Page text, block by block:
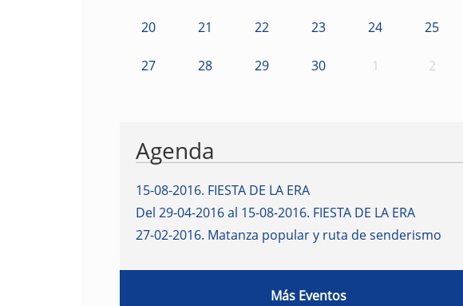
20 21 22 23 24 25
27 28 29 30 1 2
Agenda
15-08-2016. FIESTA DE LA ERA
Del 29-04-2016 al 15-08-2016. FIESTA DE LA ERA
27-02-2016. Matanza popular y ruta de senderismo
Más Eventos